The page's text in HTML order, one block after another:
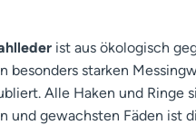
ist aus ökologisch
besonders starken
Alle Haken und Ringe
und gewachsten Fäden ist